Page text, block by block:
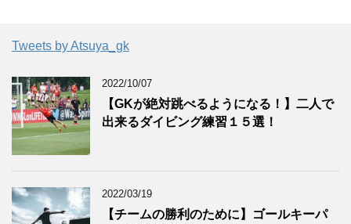
Tweets by Atsuya_gk
2022/10/07
【GKが絶対跳べるようになる！】二人で
出来るダイビング練習１５選！
2022/03/19
【チームの勝利のために】ゴールキーパ